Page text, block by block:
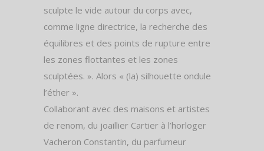
sculpte le vide autour du corps avec,
comme ligne directrice, la recherche des
équilibres et des points de rupture entre
les zones flottantes et les zones
sculptées. ». Alors « (la) silhouette ondule
l’éther ».
Collaborant avec des maisons et artistes
de renom, du joaillier Cartier à l’horloger
Vacheron Constantin, du parfumeur